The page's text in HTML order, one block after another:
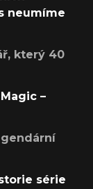
neumíme
který 40
–
série